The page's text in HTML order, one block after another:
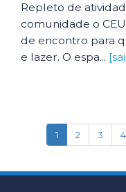
Repleto de
comunidade o
de encontro para
e lazer. O espa...
1(current)
2 3 4